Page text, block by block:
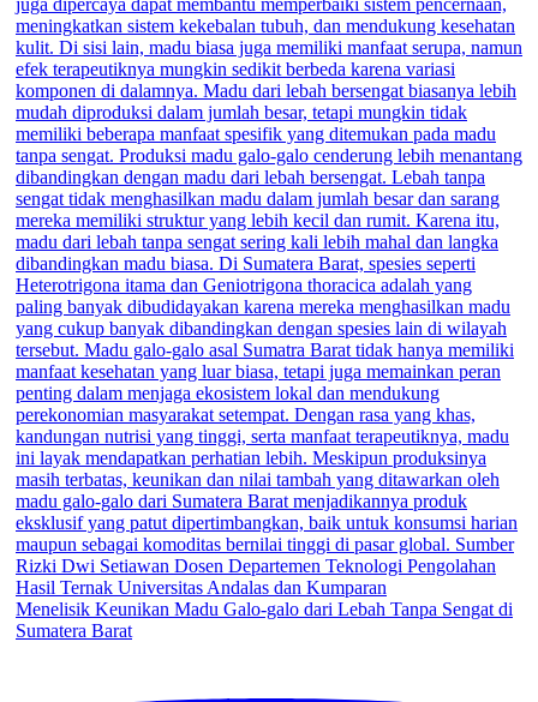
Menelisik Keunikan Madu Galo-galo dari Lebah Tanpa Sengat di
Sumatera Barat